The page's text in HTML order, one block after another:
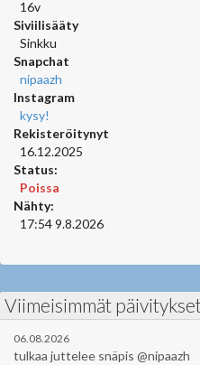
16v
Siviilisääty
Sinkku
Snapchat
nipaazh
Instagram
kysy!
Rekisteröitynyt
16.12.2025
Status:
Poissa
Nähty:
17:54 9.8.2026
Viimeisimmät
06.08.2026
tulkaa juttelee snäpis @nipaazh